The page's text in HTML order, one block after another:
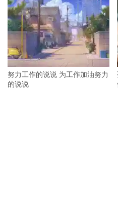
努力工作的说说 为工作加油努力
的说说